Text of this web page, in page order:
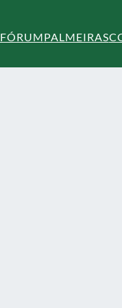
FÓRUMPALMEIRAS